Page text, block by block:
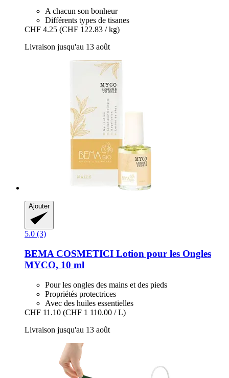
A chacun son bonheur
Différents types de tisanes
CHF 4.25 (CHF 122.83 / kg)
Livraison jusqu'au 13 août
Ajouter
5.0 (3)
BEMA COSMETICI Lotion pour les Ongles
MYCO, 10 ml
Pour les ongles des mains et des pieds
Propriétés protectrices
Avec des huiles essentielles
CHF 11.10 (CHF 1 110.00 / L)
Livraison jusqu'au 13 août